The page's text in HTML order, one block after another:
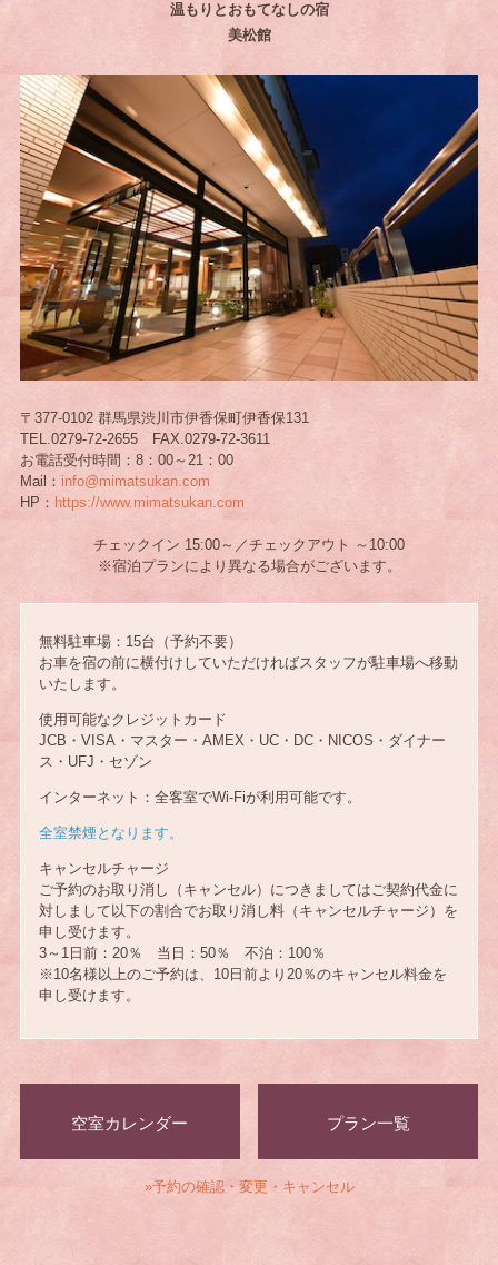
温もりとおもてなしの宿
美松館
〒377-0102 群馬県渋川市伊香保町伊香保131
TEL.0279-72-2655 FAX.0279-72-3611
お電話受付時間：8：00～21：00
Mail： info@mimatsukan.com
HP： https://www.mimatsukan.com
チェックイン 15:00～／チェックアウト ～10:00
※宿泊プランにより異なる場合がございます。
無料駐車場：15台（予約不要）
お車を宿の前に横付けしていただければスタッフが駐車場へ移動
いたします。
使用可能なクレジットカード
JCB・VISA・マスター・AMEX・UC・DC・NICOS・ダイナー
ス・UFJ・セゾン
インターネット：全客室でWi-Fiが利用可能です。
全室禁煙となります。
キャンセルチャージ
ご予約のお取り消し（キャンセル）につきましてはご契約代金に
対しまして以下の割合でお取り消し料（キャンセルチャージ）を
申し受けます。
3～1日前：20％ 当日：50％ 不泊：100％
※10名様以上のご予約は、10日前より20％のキャンセル料金を
申し受けます。
空室カレンダー プラン一覧
»予約の確認・変更・キャンセル